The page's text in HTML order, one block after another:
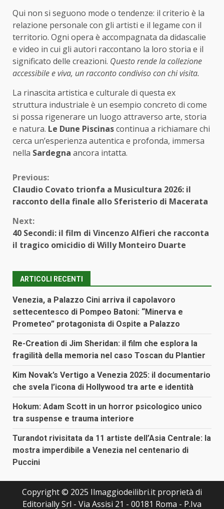
Qui non si seguono mode o tendenze: il criterio è la
relazione personale con gli artisti e il legame con il
territorio. Ogni opera è accompagnata da didascalie
e video in cui gli autori raccontano la loro storia e il
significato delle creazioni. Questo rende la collezione
accessibile e viva, un racconto condiviso con chi visita.
La rinascita artistica e culturale di questa ex
struttura industriale è un esempio concreto di come
si possa rigenerare un luogo attraverso arte, storia
e natura. Le Dune Piscinascontinua a richiamare chi
cerca un’esperienza autentica e profonda, immersa
nella Sardegna ancora intatta.
Continue
Reading
Previous:
Claudio Covato trionfa a Musicultura 2026: il
racconto della finale allo Sferisterio di Macerata
Next:
40 Secondi: il film di Vincenzo Alfieri che racconta
il tragico omicidio di Willy Monteiro Duarte
ARTICOLI RECENTI
Venezia, a Palazzo Cini arriva il capolavoro
settecentesco di Pompeo Batoni: “Minerva e
Prometeo” protagonista di Ospite a Palazzo
Re-Creation di Jim Sheridan: il film che esplora la
fragilità della memoria nel caso Toscan du Plantier
Kim Novak’s Vertigo a Venezia 2025: il documentario
che svela l’icona di Hollywood tra arte e identità
Hokum: Adam Scott in un horror psicologico unico
tra suspense e trauma interiore
Turandot rivisitata da 11 artiste dell’Asia Centrale: la
mostra imperdibile a Venezia nel centenario di
Puccini
Copyright © 2025 Ilmaggiodeilibri.it proprietà di
Editorially Srl - Via Assisi 21 - 00181 Roma - P.Iva